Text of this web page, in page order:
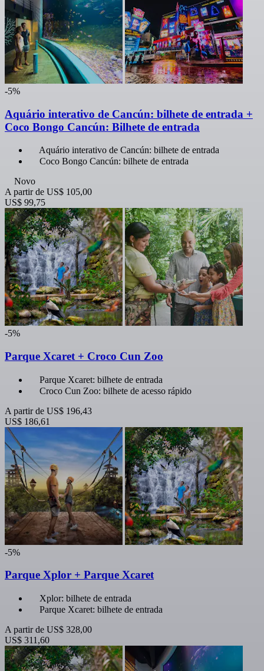
-5%
Aquário interativo de Cancún: bilhete de entrada +
Coco Bongo Cancún: Bilhete de entrada
Aquário interativo de Cancún: bilhete de entrada
Coco Bongo Cancún: bilhete de entrada
Novo
A partir de US$ 105,00
US$ 99,75
-5%
Parque Xcaret + Croco Cun Zoo
Parque Xcaret: bilhete de entrada
Croco Cun Zoo: bilhete de acesso rápido
A partir de US$ 196,43
US$ 186,61
-5%
Parque Xplor + Parque Xcaret
Xplor: bilhete de entrada
Parque Xcaret: bilhete de entrada
A partir de US$ 328,00
US$ 311,60